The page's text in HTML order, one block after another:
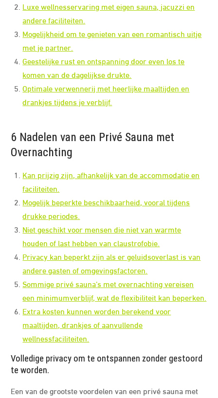
Luxe wellnesservaring met eigen sauna, jacuzzi en
andere faciliteiten.
Mogelijkheid om te genieten van een romantisch uitje
met je partner.
Geestelijke rust en ontspanning door even los te
komen van de dagelijkse drukte.
Optimale verwennerij met heerlijke maaltijden en
drankjes tijdens je verblijf.
6 Nadelen van een Privé Sauna met
Overnachting
Kan prijzig zijn, afhankelijk van de accommodatie en
faciliteiten.
Mogelijk beperkte beschikbaarheid, vooral tijdens
drukke periodes.
Niet geschikt voor mensen die niet van warmte
houden of last hebben van claustrofobie.
Privacy kan beperkt zijn als er geluidsoverlast is van
andere gasten of omgevingsfactoren.
Sommige privé sauna’s met overnachting vereisen
een minimumverblijf, wat de flexibiliteit kan beperken.
Extra kosten kunnen worden berekend voor
maaltijden, drankjes of aanvullende
wellnessfaciliteiten.
Volledige privacy om te ontspannen zonder gestoord
te worden.
Een van de grootste voordelen van een privé sauna met